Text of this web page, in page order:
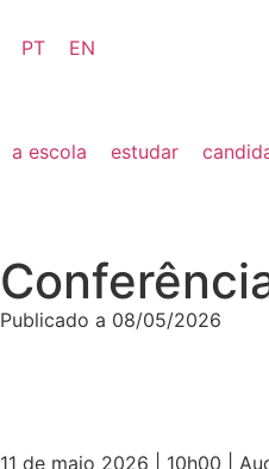
PT EN
a escola estudar
Publicado a 08/05/2026
11 de maio 2026 | 10h00 |